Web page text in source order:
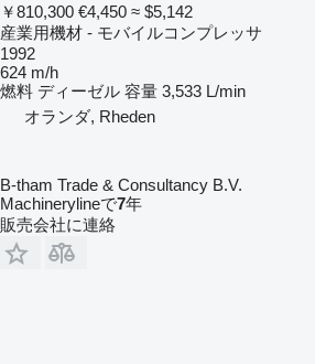
￥810,300 €4,450 ≈ $5,142
産業用機材 - モバイルコンプレッサ
1992
624 m/h
燃料 ディーゼル 容量 3,533 L/min
オランダ, Rheden
B-tham Trade & Consultancy B.V.
Machinerylineで7年
販売会社に連絡